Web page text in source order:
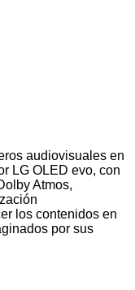
audiovisuales en
LG OLED evo, con
Atmos,
los contenidos en
por sus